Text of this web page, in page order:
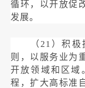
循环，以开放促
发展。
（21）积
则，以服务业为
开放领域和区域
程，扩大高标准